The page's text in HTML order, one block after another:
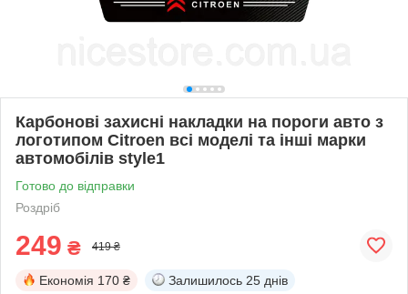
Карбонові захисні накладки на пороги авто з
логотипом Citroen всі моделі та інші марки
автомобілів style1
Готово до відправки
Роздріб
249 ₴ 419 ₴
Економія 170 ₴ Залишилось 25 днів